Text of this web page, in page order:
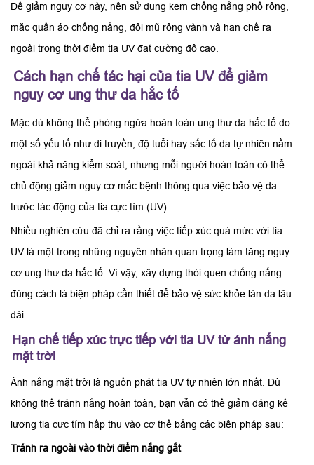
Để giảm nguy cơ này, nên sử dụng kem chống nắng phổ rộng,
mặc quần áo chống nắng, đội mũ rộng vành và hạn chế ra
ngoài trong thời điểm tia UV đạt cường độ cao.
Cách hạn chế tác hại của tia UV để giảm
nguy cơ ung thư da hắc tố
Mặc dù không thể phòng ngừa hoàn toàn ung thư da hắc tố do
một số yếu tố như di truyền, độ tuổi hay sắc tố da tự nhiên nằm
ngoài khả năng kiểm soát, nhưng mỗi người hoàn toàn có thể
chủ động giảm nguy cơ mắc bệnh thông qua việc bảo vệ da
trước tác động của tia cực tím (UV).
Nhiều nghiên cứu đã chỉ ra rằng việc tiếp xúc quá mức với tia
UV là một trong những nguyên nhân quan trọng làm tăng nguy
cơ ung thư da hắc tố. Vì vậy, xây dựng thói quen chống nắng
đúng cách là biện pháp cần thiết để bảo vệ sức khỏe làn da lâu
dài.
Hạn chế tiếp xúc trực tiếp với tia UV từ ánh nắng
mặt trời
Ánh nắng mặt trời là nguồn phát tia UV tự nhiên lớn nhất. Dù
không thể tránh nắng hoàn toàn, bạn vẫn có thể giảm đáng kể
lượng tia cực tím hấp thụ vào cơ thể bằng các biện pháp sau:
Tránh ra ngoài vào thời điểm nắng gắt